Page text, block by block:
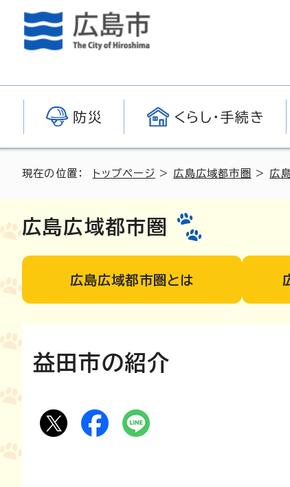
防災 くらし・手続き
現在の位置： トップページ > 広島広域都市圏 > 広
広島広域都市圏
広島広域都市圏とは
益田市の紹介